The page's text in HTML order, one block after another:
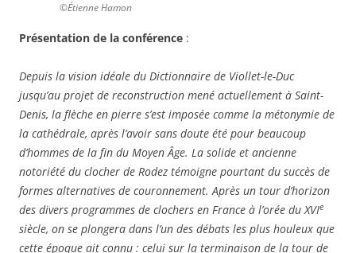
©Étienne Hamon
Présentation de la conférence :
Depuis la vision idéale du Dictionnaire de Viollet-le-Duc
jusqu’au projet de reconstruction mené actuellement à Saint-
Denis, la flèche en pierre s’est imposée comme la métonymie de
la cathédrale, après l’avoir sans doute été pour beaucoup
d’hommes de la fin du Moyen Âge. La solide et ancienne
notoriété du clocher de Rodez témoigne pourtant du succès de
formes alternatives de couronnement. Après un tour d’horizon
des divers programmes de clochers en France à l’orée du XVIe
siècle, on se plongera dans l’un des débats les plus houleux que
cette époque ait connu : celui sur la terminaison de la tour de